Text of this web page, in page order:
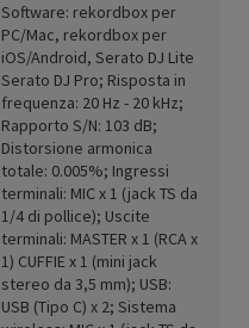
Software: rekordbox per
PC/Mac, rekordbox per
iOS/Android, Serato DJ Lite
Serato DJ Pro; Risposta in
frequenza: 20 Hz - 20 kHz;
Rapporto S/N: 103 dB;
Distorsione armonica
totale: 0.005%; Ingressi
terminali: MIC x 1 (jack TS da
1/4 di pollice); Uscite
terminali: MASTER x 1 (RCA x
1) CUFFIE x 1 (mini jack
stereo da 3,5 mm); USB:
USB (Tipo C) x 2; Sistema